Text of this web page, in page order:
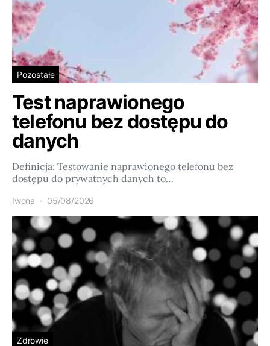
Pozostałe
Test naprawionego
telefonu bez dostępu do
danych
Definicja: Testowanie naprawionego telefonu bez
dostępu do prywatnych danych to…
Iwona 05/08/2026
Zdrowie